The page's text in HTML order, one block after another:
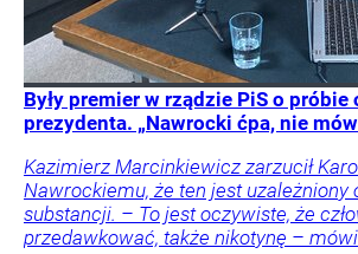
Były premier w rządzie PiS o próbie
prezydenta. „Nawrocki ćpa, nie
Kazimierz Marcinkiewicz zarzucił
Nawrockiemu, że ten jest uzależniony
substancji. – To jest oczywiste, że
przedawkować, także nikotynę –